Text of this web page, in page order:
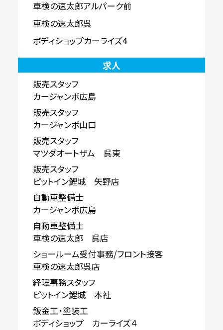
車検の速太郎アルパーク前
車検の速太郎呉
ボディショップカーライズ4
求人
販売スタッフ
カージャンボ広島
販売スタッフ
カージャンボ山口
販売スタッフ
マツダオートザム 呉東
販売スタッフ
ピットイン鯉城 矢野店
自動車整備士
カージャンボ広島
自動車整備士
車検の速太郎 呉店
ショールーム受付事務/フロント接客
車検の速太郎呉店
経理事務スタッフ
ピットイン鯉城 本社
鈑金工・塗装工
ボディショップ カーライズ４